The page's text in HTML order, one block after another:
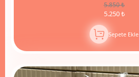
5.850 ₺
5.250 ₺
Sepete Ekle